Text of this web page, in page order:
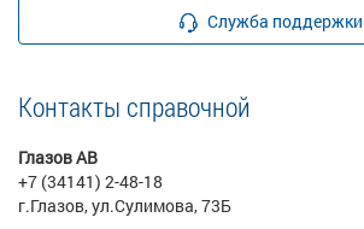
Служба поддержки
Контакты справочной
Глазов АВ
+7 (34141) 2-48-18
г.Глазов, ул.Сулимова, 73Б